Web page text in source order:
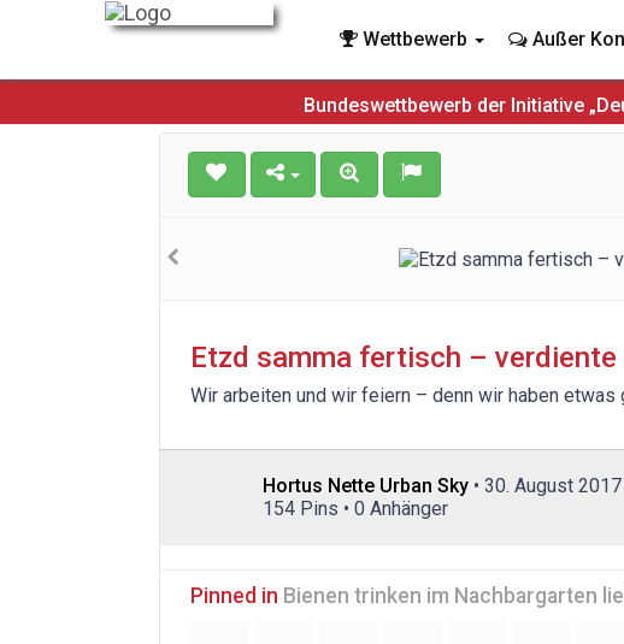
Wettbewerb Außer
Bundeswettbewerb der Initiative
Etzd samma fertisch – verdiente
Wir arbeiten und wir feiern – denn wir haben
Hortus Nette Urban Sky • 30. August 2017
154 Pins • 0 Anhänger
Pinned in Bienen trinken im Nachbargarten